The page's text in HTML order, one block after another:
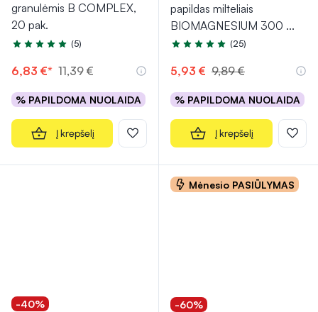
granulėmis B COMPLEX,
20 pak.
Įvertinimas 5.0 iš 5
(5)
6,83 €* 11,39 €
% PAPILDOMA NUOLAIDA
Į krepšelį
papildas milteliais
BIOMAGNESIUM 300 ...
Įvertinimas 4.8 iš 5
(25)
5,93 € 9,89 €
% PAPILDOMA NUOLAIDA
Į krepšelį
-40%
Mėnesio PASIŪLYMAS
-60%